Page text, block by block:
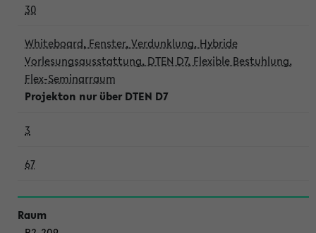
30
Whiteboard, Fenster, Verdunklung, Hybride
Vorlesungsausstattung, DTEN D7, Flexible Bestuhlung,
Flex-Seminarraum
Projekton nur über DTEN D7
3
67